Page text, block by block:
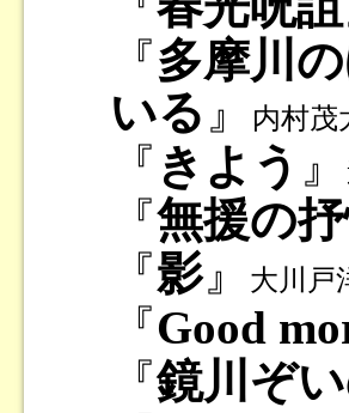
『多摩川
いる 』 内村茂
『 きよう 』
『無援の
『影』 大川戸
『Good
『鏡川ぞ